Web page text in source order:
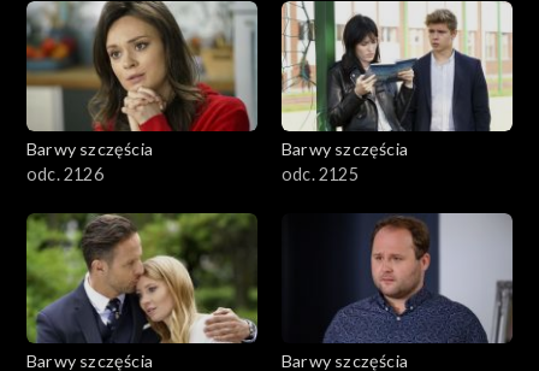
Barwy szczęścia
odc. 2126
Barwy szczęścia
odc. 2125
Barwy szczęścia
Barwy szczęścia